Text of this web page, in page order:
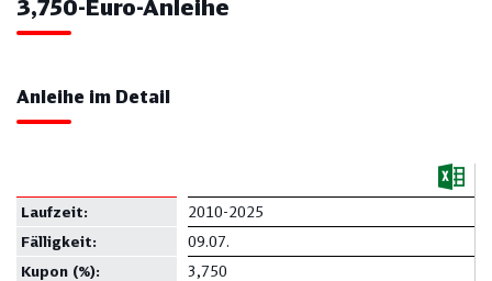
3,750-Euro-Anleihe
Anleihe im Detail
2010-2025
09.07.
3,750
Laufzeit:
Fälligkeit:
Kupon (%):